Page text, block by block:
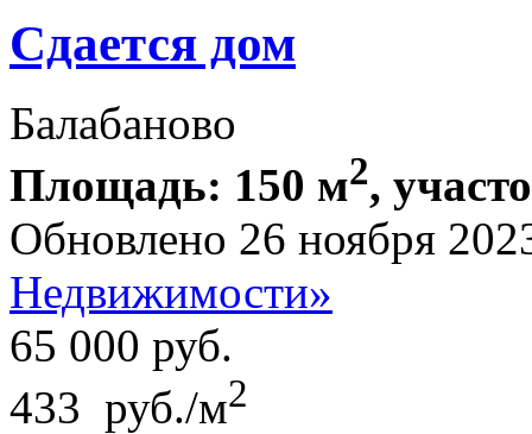
Сдается дом
Балабаново
Площадь: 150 м2,
Обновлено 26 ноября
Недвижимости»
65 000 руб.
433 руб./м2